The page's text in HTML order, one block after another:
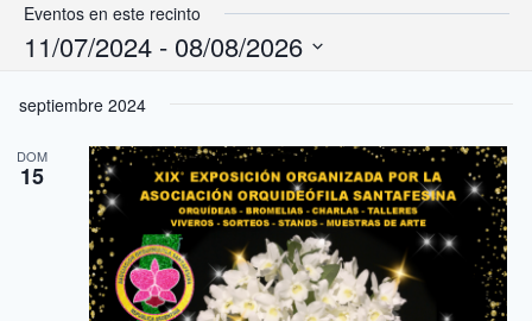
Eventos en este recinto
11/07/2024 - 08/08/2026
la
septiembre 2024
DOM
15